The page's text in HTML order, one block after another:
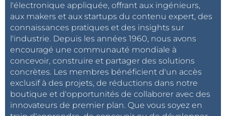
l'électronique appliquée, offrant aux ingénieurs,
aux makers et aux startups du contenu expert, des
connaissances pratiques et des insights sur
l'industrie. Depuis les années 1960, nous avons
encouragé une communauté mondiale à
concevoir, construire et partager des solutions
concrètes. Les membres bénéficient d'un accès
exclusif à des projets, de réductions dans notre
boutique et d'opportunités de collaborer avec des
innovateurs de premier plan. Que vous soyez en